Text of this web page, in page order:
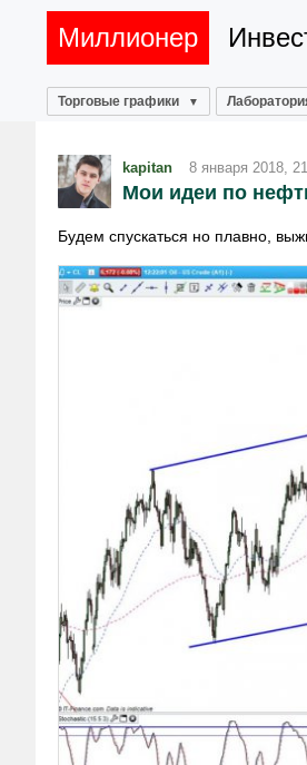
Миллионер
Торговые графики
kapitan 8 января 2018,
Мои идеи по
Будем спускаться но плавно,